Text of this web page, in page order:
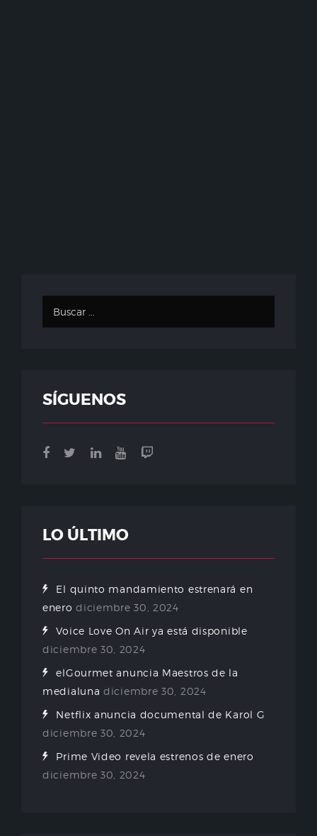
SÍGUENOS
LO ÚLTIMO
El quinto mandamiento estrenará en
enero diciembre 30, 2024
Voice Love On Air ya está disponible
diciembre 30, 2024
elGourmet anuncia Maestros de la
medialuna diciembre 30, 2024
Netflix anuncia documental de Karol G
diciembre 30, 2024
Prime Video revela estrenos de enero
diciembre 30, 2024